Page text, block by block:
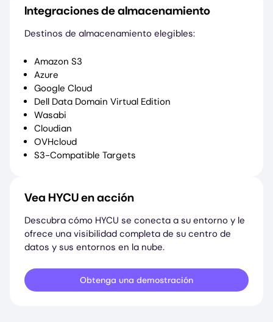
Integraciones de almacenamiento
Destinos de almacenamiento elegibles:
Amazon S3
Azure
Google Cloud
Dell Data Domain Virtual Edition
Wasabi
Cloudian
OVHcloud
S3-Compatible Targets
Vea HYCU en acción
Descubra cómo HYCU se conecta a su entorno y le
ofrece una visibilidad completa de su centro de
datos y sus entornos en la nube.
Obtenga una demostración